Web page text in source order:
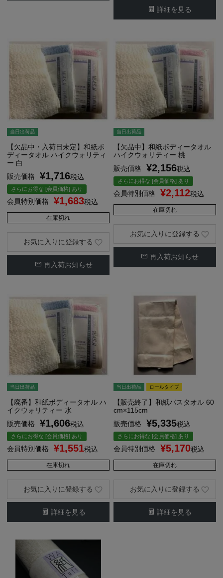
詳細を見る
当日出荷品
【欠品中・入荷日未定】和紙ボ
ディータオル ハイクウォリティ
ー 白
販売価格
¥1,716税込
さらにお得な [会員価格] あり
会員特別価格 ¥1,683税込
在庫切れ
再入荷お知らせ
お気に入りに登録する
当日出荷品
【欠品中】和紙ボディータオル
ハイクウォリティー 桃
販売価格
¥2,156税込
さらにお得な [会員価格] あり
会員特別価格 ¥2,112税込
在庫切れ
再入荷お知らせ
お気に入りに登録する
当日出荷品
【廃番】和紙ボディータオル ハ
イクウォリティー 水
販売価格
¥1,606税込
さらにお得な [会員価格] あり
会員特別価格 ¥1,551税込
在庫切れ
詳細を見る
お気に入りに登録する
当日出荷品 ロールタイプ
【販売終了】和紙バスタオル 60
cm×115cm
販売価格
¥5,335税込
さらにお得な [会員価格] あり
会員特別価格 ¥5,170税込
在庫切れ
詳細を見る
お気に入りに登録する